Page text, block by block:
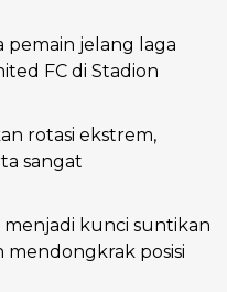
pemain jelang laga
FC di Stadion
rotasi ekstrem,
sangat
kunci suntikan
posisi